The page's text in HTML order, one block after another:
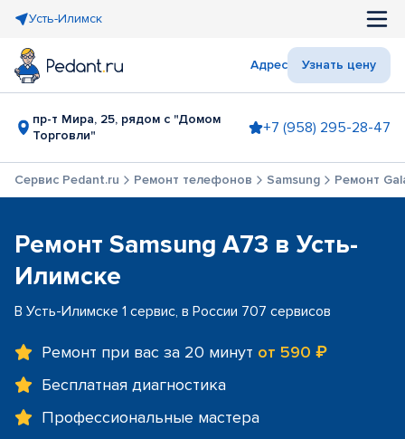
Усть-Илимск
Адрес Узнать цену
пр-т Мира, 25, рядом с "Домом
Торговли"
+7 (958) 295-28-47
Сервис Pedant.ru Ремонт телефонов Samsung Ремонт
Ремонт Samsung A73 в Усть-
Илимске
В Усть-Илимске 1 сервис, в России 707 сервисов
Ремонт при вас за 20 минут от 590 ₽
Бесплатная диагностика
Профессиональные мастера